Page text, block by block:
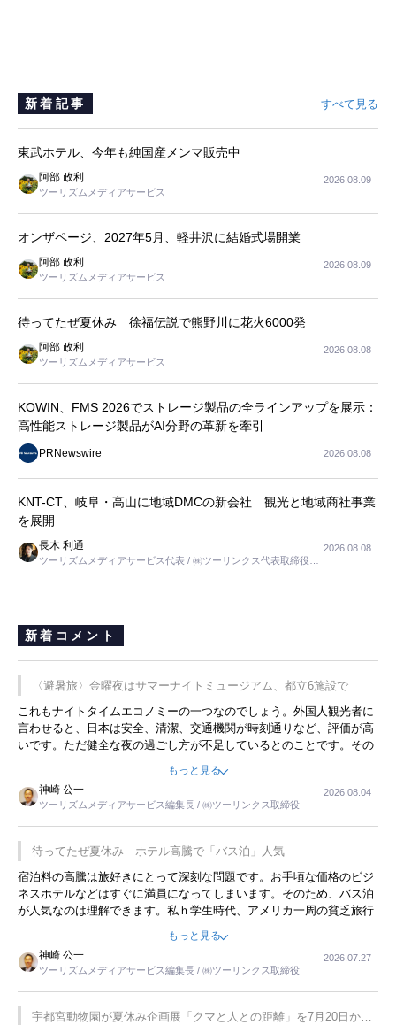
新着記事 すべて見る
東武ホテル、今年も純国産メンマ販売中
阿部 政利
ツーリズムメディアサービス
2026.08.09
オンザページ、2027年5月、軽井沢に結婚式場開業
阿部 政利
ツーリズムメディアサービス
2026.08.09
待ってたぜ夏休み 徐福伝説で熊野川に花火6000発
阿部 政利
ツーリズムメディアサービス
2026.08.08
KOWIN、FMS 2026でストレージ製品の全ラインアップを展示：
高性能ストレージ製品がAI分野の革新を牽引
PRNewswire 2026.08.08
KNT-CT、岐阜・高山に地域DMCの新会社 観光と地域商社事業
を展開
長木 利通
ツーリズムメディアサービス代表 / ㈱ツーリンクス代表取締役社
2026.08.08
新着コメント
〈避暑旅〉金曜夜はサマーナイトミュージアム、都立6施設で
これもナイトタイムエコノミーの一つなのでしょう。外国人観光者に
言わせると、日本は安全、清潔、交通機関が時刻通りなど、評価が高
いです。ただ健全な夜の過ごし方が不足しているとのことです。その
ような意味で、金曜夜にこのようなイベントが行われれば、日本人に
限らず外国人にとっても楽しみが増えるでしょうね。
もっと見る
神崎 公一
ツーリズムメディアサービス編集長 / ㈱ツーリンクス取締役
2026.08.04
待ってたぜ夏休み ホテル高騰で「バス泊」人気
宿泊料の高騰は旅好きにとって深刻な問題です。お手頃な価格のビジ
ネスホテルなどはすぐに満員になってしまいます。そのため、バス泊
が人気なのは理解できます。私ｈ学生時代、アメリカ一周の貧乏旅行
をした時は、移動はグレイハウンドバスでした。夕方から夜の便を利
用してホテル代を浮かせていました。ただし、若いからできたことで
す。若い人が夜行バスで京都に行った、青森に行ったと聞くと、疲れ
が残らないのかなと思ってしまいます。
もっと見る
神崎 公一
ツーリズムメディアサービス編集長 / ㈱ツーリンクス取締役
2026.07.27
宇都宮動物園が夏休み企画展「クマと人との距離」を7月20日から